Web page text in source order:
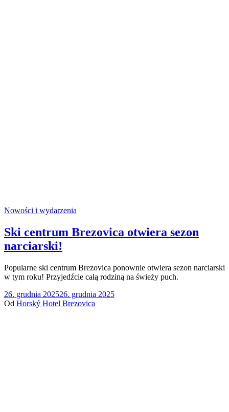
Nowości i wydarzenia
Ski centrum Brezovica otwiera sezon
narciarski!
Popularne ski centrum Brezovica ponownie otwiera sezon narciarski
w tym roku! Przyjedźcie całą rodziną na świeży puch.
26. grudnia 202526. grudnia 2025
Od Horský Hotel Brezovica